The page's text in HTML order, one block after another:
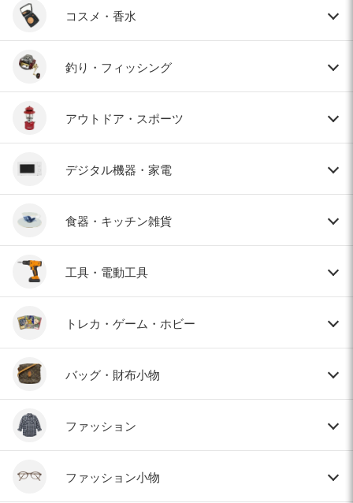
コスメ・香水
釣り・フィッシング
アウトドア・スポーツ
デジタル機器・家電
食器・キッチン雑貨
工具・電動工具
トレカ・ゲーム・ホビー
バッグ・財布小物
ファッション
ファッション小物